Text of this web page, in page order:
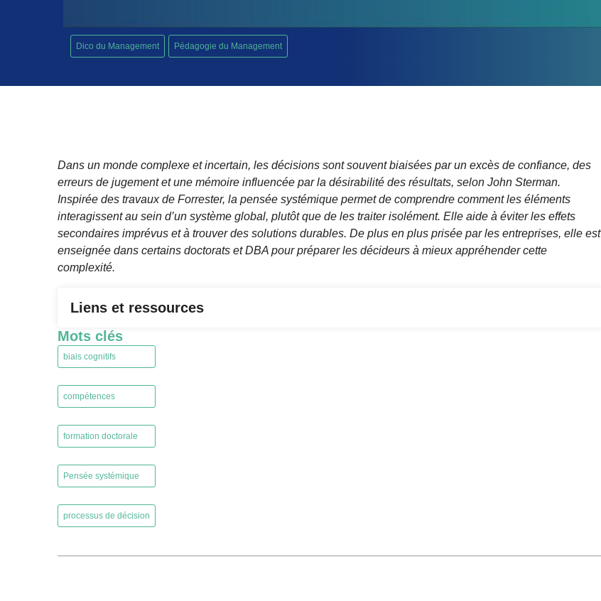
Dico du Management Pédagogie du Management
Dans un monde complexe et incertain, les décisions sont souvent biaisées par un excès de confiance, des
erreurs de jugement et une mémoire influencée par la désirabilité des résultats, selon John Sterman.
Inspirée des travaux de Forrester, la pensée systémique permet de comprendre comment les éléments
interagissent au sein d’un système global, plutôt que de les traiter isolément. Elle aide à éviter les effets
secondaires imprévus et à trouver des solutions durables. De plus en plus prisée par les entreprises, elle est
enseignée dans certains doctorats et DBA pour préparer les décideurs à mieux appréhender cette
complexité.
Liens et ressources
Mots clés
biais cognitifs
compétences
formation doctorale
Pensée systémique
processus de décision